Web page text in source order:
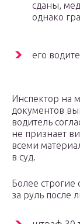
сданы,
однако
его
Инспектор на
документов
водитель
не признает
всеми
в суд.
Более строгие
за руль после